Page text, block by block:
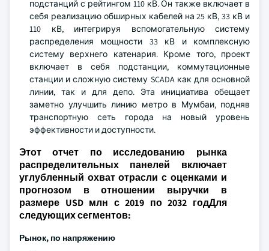
подстанций с рейтингом 110 кВ. Он также включает в
себя реализацию обширных кабелей на 25 кВ, 33 кВ и
110 кВ, интегрируя вспомогательную систему
распределения мощности 33 кВ и комплексную
систему верхнего катенария. Кроме того, проект
включает в себя подстанции, коммутационные
станции и сложную систему SCADA как для основной
линии, так и для депо. Эта инициатива обещает
заметно улучшить линию метро в Мумбаи, подняв
транспортную сеть города на новый уровень
эффективности и доступности.
Этот отчет по исследованию рынка
распределительных панелей включает
углубленный охват отрасли с оценками и
прогнозом в отношении выручки в
размере USD млн с 2019 по 2032 годДля
следующих сегментов:
Рынок, по напряжению